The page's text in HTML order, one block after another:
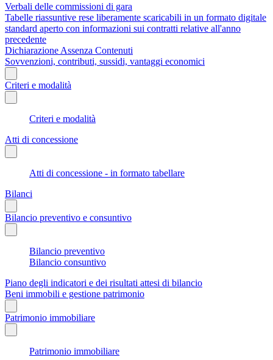
Verbali delle commissioni di gara
Tabelle riassuntive rese liberamente scaricabili in un formato digitale
standard aperto con informazioni sui contratti relative all'anno
precedente
Dichiarazione Assenza Contenuti
Sovvenzioni, contributi, sussidi, vantaggi economici
Criteri e modalità
Criteri e modalità
Atti di concessione
Atti di concessione - in formato tabellare
Bilanci
Bilancio preventivo e consuntivo
Bilancio preventivo
Bilancio consuntivo
Piano degli indicatori e dei risultati attesi di bilancio
Beni immobili e gestione patrimonio
Patrimonio immobiliare
Patrimonio immobiliare